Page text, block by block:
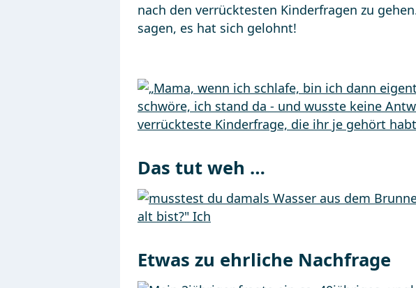
nach den verrücktesten Kinderfragen zu
sagen, es hat sich gelohnt!
Das tut weh …
Etwas zu ehrliche Nachfrage